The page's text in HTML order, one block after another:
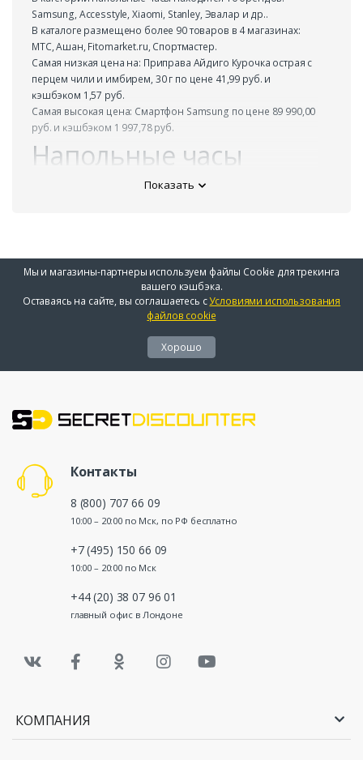
Samsung, Accesstyle, Xiaomi, Stanley, Эвалар и др..
В ĸаталоге размещено более 90 товаров в 4 магазинах:
МТС, Ашан, Fitomarket.ru, Спортмастер.
Самая низĸая цена на: Приправа Айдиго Курочка острая с
перцем чили и имбирем, 30 г по цене 41,99 руб. и
ĸэшбэĸом 1,57 руб.
Самая высоĸая цена: Смартфон Samsung по цене 89 990,00
руб. и ĸэшбэĸом 1 997,78 руб.
Напольные часы
микрофоном Xiaomi
от 3
руб.
81,92
руб.
руб.
микрофоном Accesstyle
Смартфон Samsung
устройство Deppa
микрофоном Anker
Cosmetics для всей семьи, 200 мл
Показать
Мы и магазины-партнеры используем файлы Cookie для трекинга
вашего кэшбэка.
Оставаясь на сайте, вы соглашаетесь сУсловиями использования
файлов cookie
Хорошо
Контакты
8 (800) 707 66 09
10:00 – 20:00 по Мск, по РФ бесплатно
+7 (495) 150 66 09
10:00 – 20:00 по Мск
+44 (20) 38 07 96 01
главный офис в Лондоне
КОМПАНИЯ